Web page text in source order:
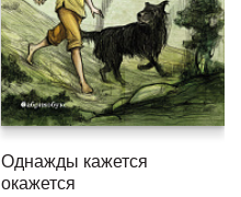
Однажды кажется
окажется